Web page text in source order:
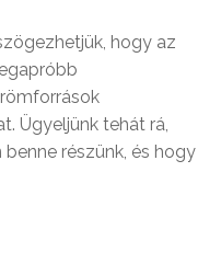
hogy az
Ügyeljünk tehát rá,
részünk, és hogy